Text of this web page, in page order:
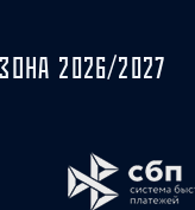
2026/2027